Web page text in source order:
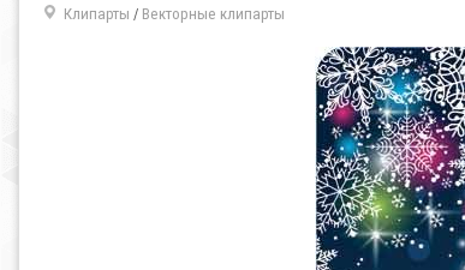
Клипарты / Векторные клипарты